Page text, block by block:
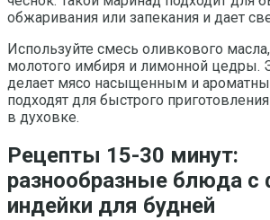
обжаривания или запекания и дает
Используйте смесь оливкового
молотого имбиря и лимонной цедры.
делает мясо насыщенным и
подходят для быстрого
в духовке.
Рецепты 15-30 минут:
разнообразные блюда с
индейки для будней